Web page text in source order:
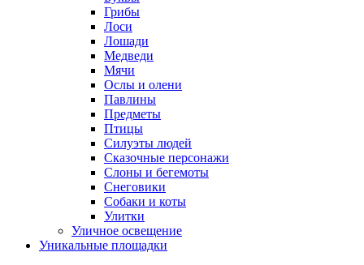
Грибы
Лоси
Лошади
Медведи
Мячи
Ослы и олени
Павлины
Предметы
Птицы
Силуэты людей
Сказочные персонажи
Слоны и бегемоты
Снеговики
Собаки и коты
Улитки
Уличное освещение
Уникальные площадки